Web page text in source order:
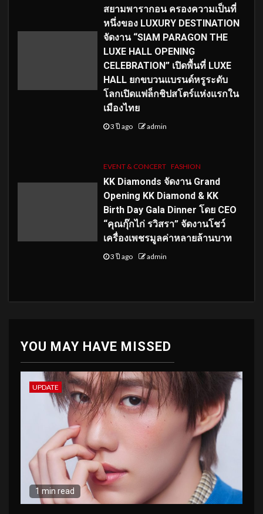
สยามพารากอน ครองความเป็นที่
หนึ่งของ LUXURY DESTINATION
จัดงาน “SIAM PARAGON THE
LUXE HALL OPENING
CELEBRATION” เปิดพื้นที่ LUXE
HALL ยกขบวนแบรนด์หรูระดับ
โลกเปิดแฟล็กชิปสโตร์แห่งแรกใน
เมืองไทย
3 ปี ago admin
EVENT & CONCERT FASHION
KK Diamonds จัดงาน Grand
Opening KK Diamond & KK
Birth Day Gala Dinner โดย CEO
“คุณกุ๊กไก่ รวิสรา” จัดงานโชว์
เครื่องเพชรมูลค่าหลายล้านบาท
3 ปี ago admin
YOU MAY HAVE MISSED
UPDATE
1 min read